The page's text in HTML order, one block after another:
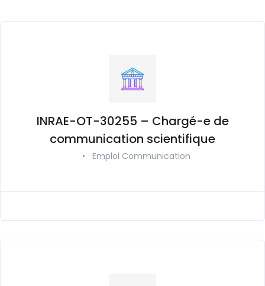
INRAE-OT-30255 – Chargé-e de
communication scientifique
• Emploi Communication